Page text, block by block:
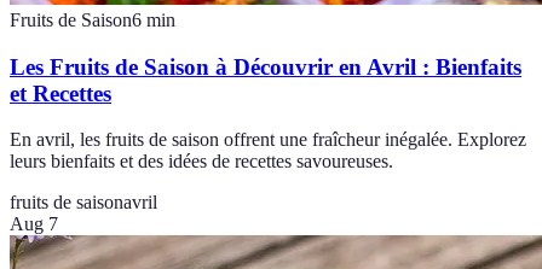
Fruits de Saison6 min
Les Fruits de Saison à Découvrir en Avril : Bienfaits
et Recettes
En avril, les fruits de saison offrent une fraîcheur inégalée. Explorez
leurs bienfaits et des idées de recettes savoureuses.
fruits de saisonavril
Aug 7